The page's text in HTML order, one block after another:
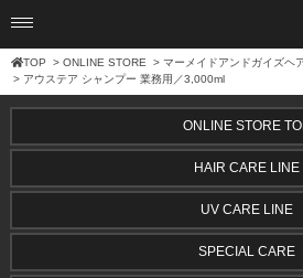
TOP >ONLINE STORE >マーメイドアンドガイズヘ
> アウステア シャンプー 業務用／3,000ml
ONLINE STORE
HAIR CARE LINE
UV CARE LINE
SPECIAL CARE